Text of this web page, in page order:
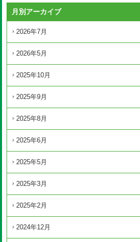
月別アーカイブ
2026年7月
2026年5月
2025年10月
2025年9月
2025年8月
2025年6月
2025年5月
2025年3月
2025年2月
2024年12月